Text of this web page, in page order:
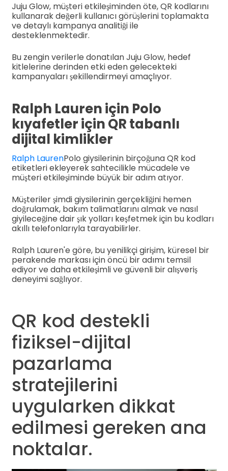
Juju Glow, müşteri etkileşiminden öte, QR kodlarını
kullanarak değerli kullanıcı görüşlerini toplamakta
ve detaylı kampanya analitiği ile
desteklenmektedir.
Bu zengin verilerle donatılan Juju Glow, hedef
kitlelerine derinden etki eden gelecekteki
kampanyaları şekillendirmeyi amaçlıyor.
Ralph Lauren için Polo
kıyafetler için QR tabanlı
dijital kimlikler
Ralph LaurenPolo giysilerinin birçoğuna QR kod
etiketleri ekleyerek sahtecilikle mücadele ve
müşteri etkileşiminde büyük bir adım atıyor.
Müşteriler şimdi giysilerinin gerçekliğini hemen
doğrulamak, bakım talimatlarını almak ve nasıl
giyileceğine dair şık yolları keşfetmek için bu kodları
akıllı telefonlarıyla tarayabilirler.
Ralph Lauren'e göre, bu yenilikçi girişim, küresel bir
perakende markası için öncü bir adımı temsil
ediyor ve daha etkileşimli ve güvenli bir alışveriş
deneyimi sağlıyor.
QR kod destekli
fiziksel-dijital
pazarlama
stratejilerini
uygularken dikkat
edilmesi gereken ana
noktalar.